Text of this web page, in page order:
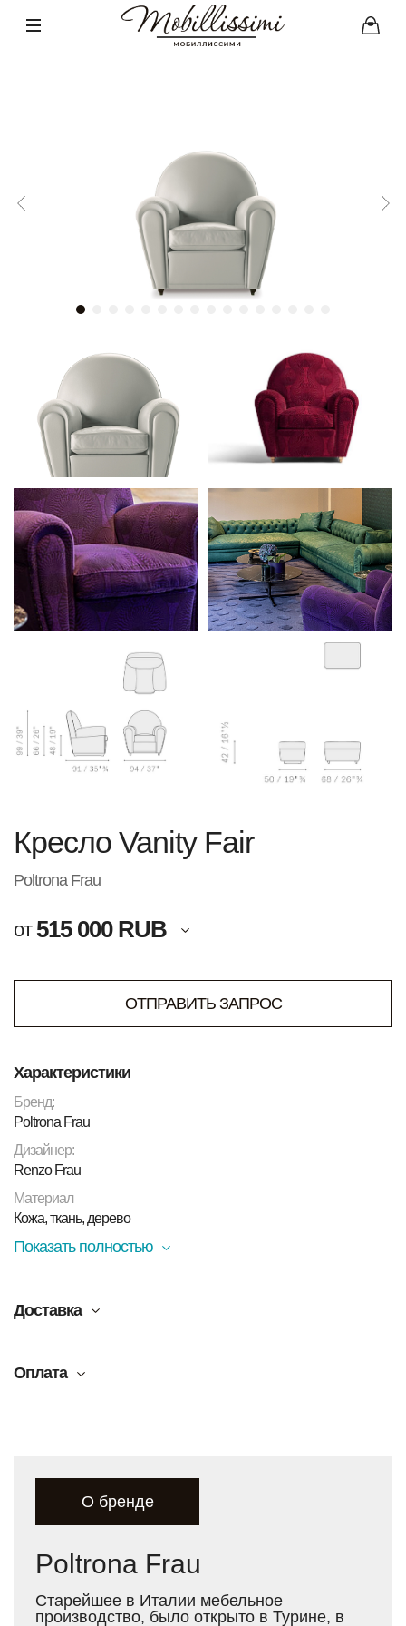
Кресло Vanity Fair
Poltrona Frau
от 515 000 RUB
ОТПРАВИТЬ ЗАПРОС
Характеристики
Бренд:
Poltrona Frau
Дизайнер:
Renzo Frau
Материал
Кожа, ткань, дерево
Показать полностью
Доставка
Оплата
О бренде
Poltrona Frau
Старейшее в Италии мебельное
производство, было открыто в Турине, в